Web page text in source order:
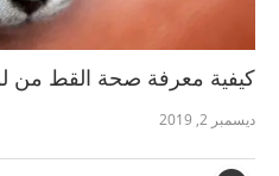
كيفية معرفة صحة القط من
ديسمبر 2, 2019